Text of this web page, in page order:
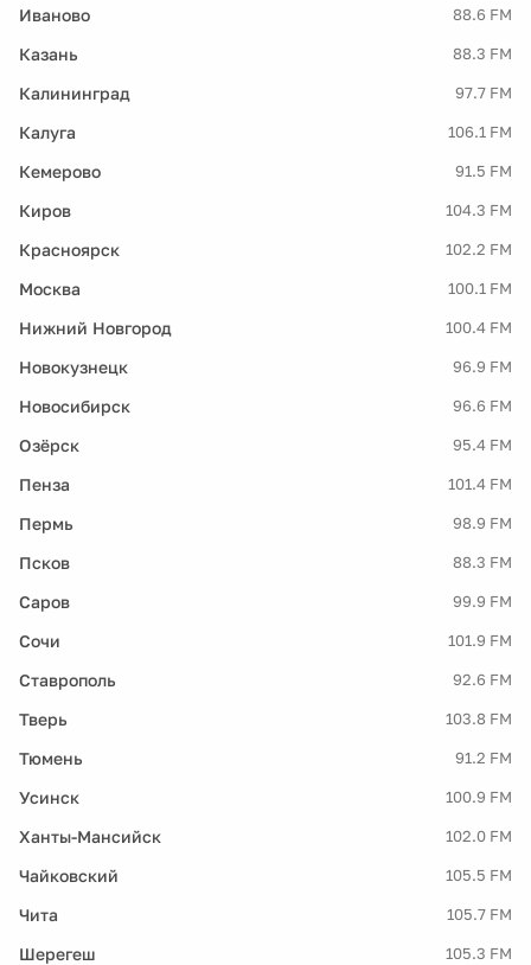
Иваново 88.6 FM
Казань 88.3 FM
Калининград 97.7 FM
Калуга 106.1 FM
Кемерово 91.5 FM
Киров 104.3 FM
Красноярск 102.2 FM
Москва 100.1 FM
Нижний Новгород 100.4 FM
Новокузнецк 96.9 FM
Новосибирск 96.6 FM
Озёрск 95.4 FM
Пенза 101.4 FM
Пермь 98.9 FM
Псков 88.3 FM
Саров 99.9 FM
Сочи 101.9 FM
Ставрополь 92.6 FM
Тверь 103.8 FM
Тюмень 91.2 FM
Усинск 100.9 FM
Ханты-Мансийск 102.0 FM
Чайковский 105.5 FM
Чита 105.7 FM
Шерегеш 105.3 FM